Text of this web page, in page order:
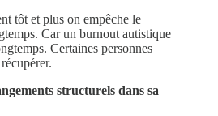
tôt et plus on empêche le
Car un burnout autistique
Certaines personnes
structurels dans sa